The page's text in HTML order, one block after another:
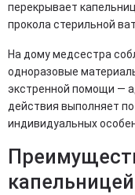
перекрывает
прокола стерильной
На дому медсестра
одноразовые
экстренной помощи —
действия выполняет
индивидуальных